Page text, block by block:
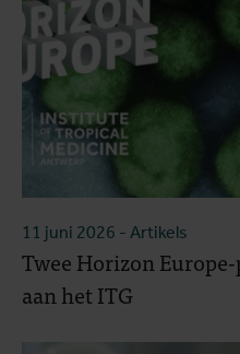
11 juni 2026 - Artikels
Twee Horizon
aan het ITG